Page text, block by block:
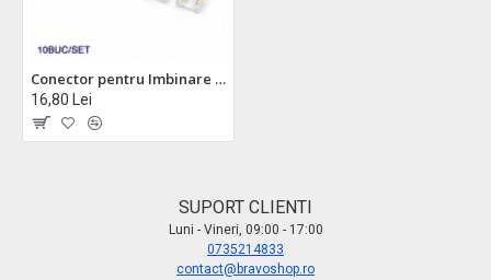
Conector pentru Imbinare Banda LED COB 10mm 3 Pini Strip to Strip Set 10 Buc DALBI YOB3P-10
16,80 Lei
SUPORT CLIENTI
Luni - Vineri, 09:00 - 17:00
0735214833
contact@bravoshop.ro